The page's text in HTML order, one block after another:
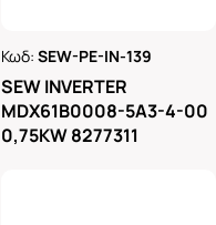
Κωδ:SEW-PE-IN-139
SEW INVERTER
MDX61B0008-5A3-4-00
0,75KW 8277311